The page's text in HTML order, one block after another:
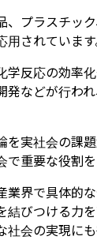
、プラスチッ
されています
学反応の効率
発などが行わ
を実社会の課
重要な役割を
業界で具体的
結びつける力
会の実現にも